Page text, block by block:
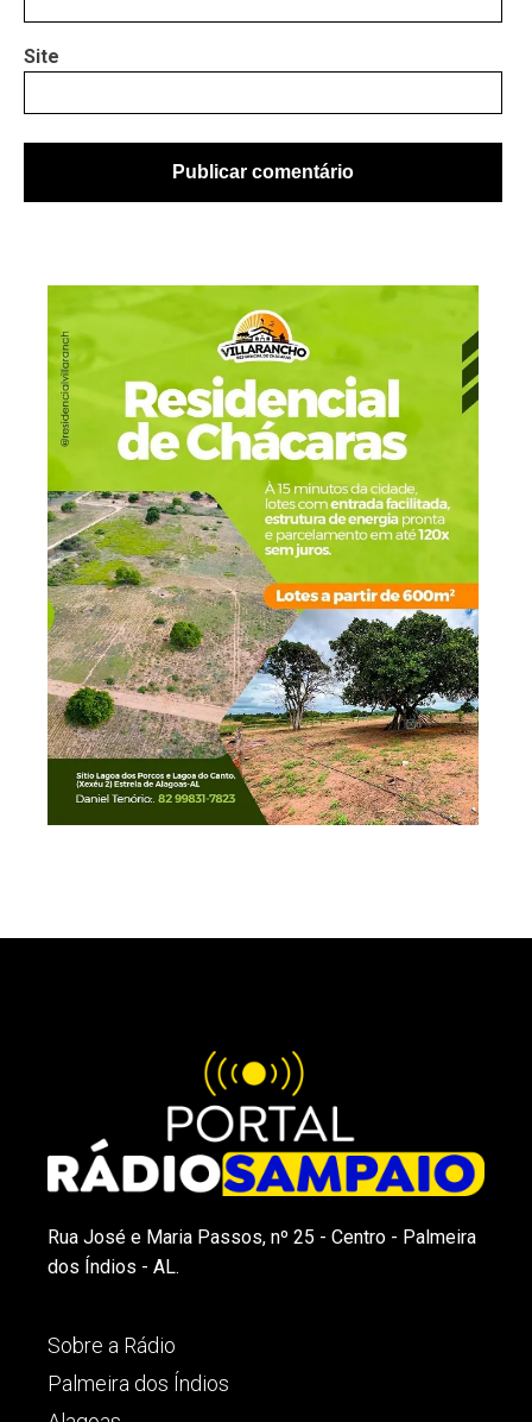
Site
Rua José e Maria Passos, nº 25 - Centro - Palmeira
dos Índios - AL.
Sobre a Rádio
Palmeira dos Índios